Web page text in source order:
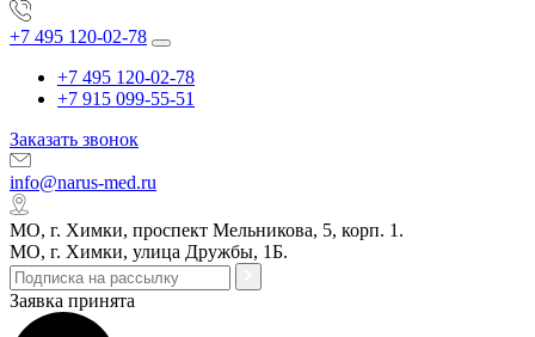
+7 495 120-02-78
+7 495 120-02-78
+7 915 099-55-51
Заказать звонок
info@narus-med.ru
МО, г. Химки, проспект Мельникова, 5, корп. 1.
МО, г. Химки, улица Дружбы, 1Б.
Заявка принята